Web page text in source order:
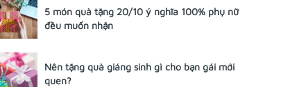
5 món quà tặng 20/10 ý nghĩa 100% phụ nữ
đều muốn nhận
Nên tặng quà giáng sinh gì cho bạn gái mới
quen?